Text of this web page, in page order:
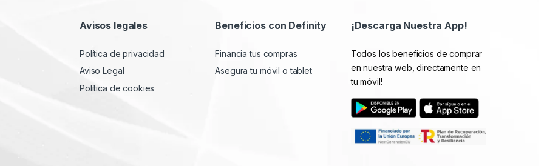
Avisos legales
Política de privacidad
Aviso Legal
Política de cookies
Beneficios con Definity
Financia tus compras
Asegura tu móvil o tablet
¡Descarga Nuestra App!
Todos los beneficios de comprar
en nuestra web, directamente en
tu móvil!